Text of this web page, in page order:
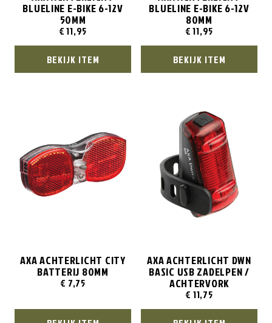
BLUELINE E-BIKE 6-12V
50MM
€11,95
BEKIJK ITEM
BLUELINE E-BIKE 6-12V
80MM
€11,95
BEKIJK ITEM
AXA ACHTERLICHT CITY
BATTERIJ 80MM
€ 7,75
AXA ACHTERLICHT DWN
BASIC USB ZADELPEN /
ACHTERVORK
€ 11,75